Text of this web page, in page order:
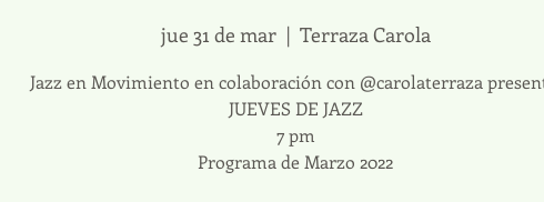
jue 31 de mar
  |
Terraza Carola
Jazz en Movimiento en colaboración con @carolaterraza
JUEVES DE JAZZ
7 pm
Programa de Marzo 2022